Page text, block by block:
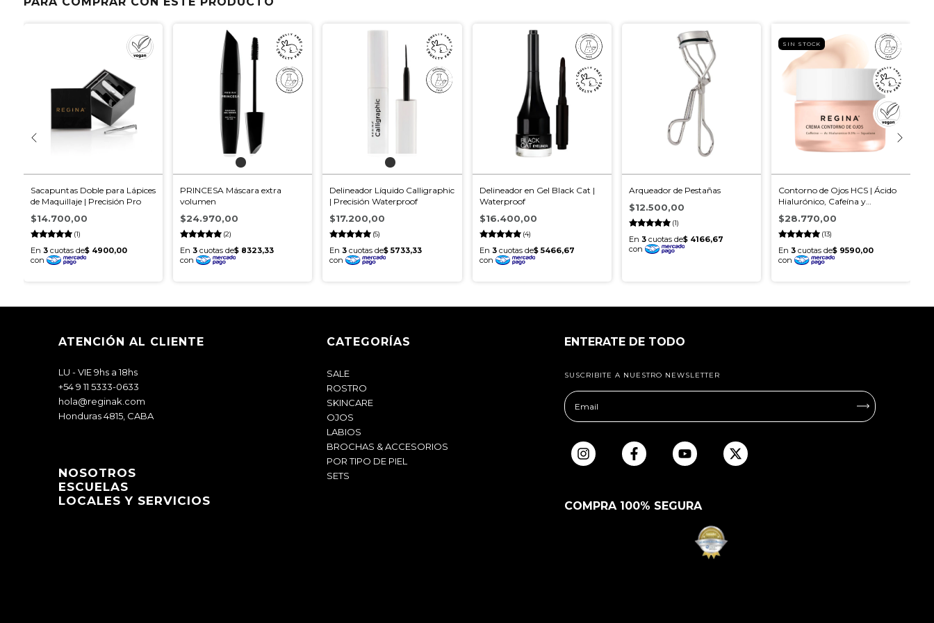
Sacapuntas Doble para Lápices
de Maquillaje | Precisión Pro
(1)
$14.700,00
PRINCESA Máscara extra
volumen
(2)
$24.970,00
Delineador Líquido Calligraphic
| Precisión Waterproof
(5)
$17.200,00
Delineador en Gel Black Cat |
Waterproof
(4)
$16.400,00
Arqueador de Pestañas
(1)
$12.500,00
SIN STOCK
Contorno de Ojos HCS | Ácido
Hialurónico, Cafeína y
Squalane
(13)
$28.770,00
ATENCIÓN AL CLIENTE
LU - VIE 9hs a 18hs
+54 9 11 5333-0633
hola@reginak.com
Honduras 4815, CABA
NOSOTROS
ESCUELAS
LOCALES Y SERVICIOS
CATEGORÍAS
SALE
ROSTRO
SKINCARE
OJOS
LABIOS
BROCHAS & ACCESORIOS
POR TIPO DE PIEL
SETS
ENTERATE DE TODO
SUSCRIBITE A NUESTRO NEWSLETTER
COMPRA 100% SEGURA